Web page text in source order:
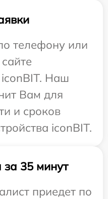
телефону или
iconBIT. Наш
Вам для
и сроков
iconBIT.
35 минут
приедет по